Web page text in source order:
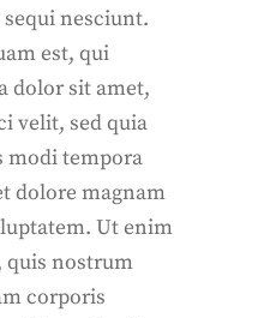
nesciunt.
est, qui
dolor sit amet,
velit, sed quia
modi tempora
dolore magnam
Ut enim
quis nostrum
corporis